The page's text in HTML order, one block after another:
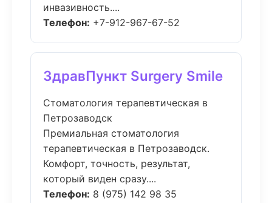
инвазивность....
Телефон: +7-912-967-67-52
ЗдравПункт Surgery Smile
Стоматология терапевтическая в
Петрозаводск
Премиальная стоматология
терапевтическая в Петрозаводск.
Комфорт, точность, результат,
который виден сразу....
Телефон: 8 (975) 142 98 35